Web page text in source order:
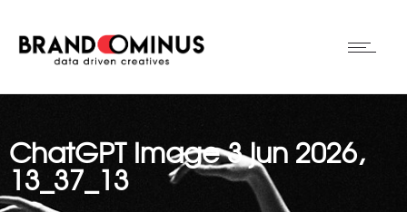
ChatGPT Image 3 jun 2026,
13_37_13